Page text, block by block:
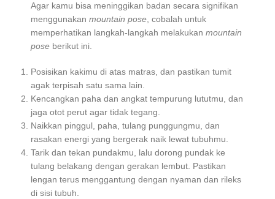
Agar kamu bisa meninggikan badan secara signifikan
menggunakan mountain pose , cobalah untuk
memperhatikan langkah-langkah melakukan mountain
pose berikut ini.
Posisikan kakimu di atas matras, dan pastikan tumit
agak terpisah satu sama lain.
Kencangkan paha dan angkat tempurung lututmu, dan
jaga otot perut agar tidak tegang.
Naikkan pinggul, paha, tulang punggungmu, dan
rasakan energi yang bergerak naik lewat tubuhmu.
Tarik dan tekan pundakmu, lalu dorong pundak ke
tulang belakang dengan gerakan lembut. Pastikan
lengan terus menggantung dengan nyaman dan rileks
di sisi tubuh.